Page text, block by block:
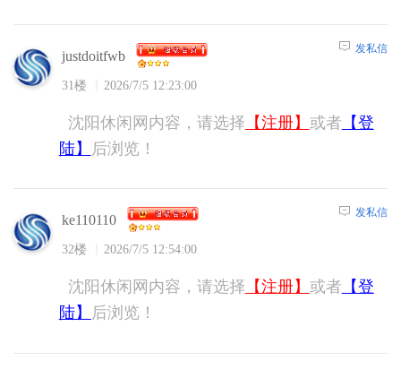
justdoitfwb
31楼 2026/7/5 12:23:00
发私信
沈阳休闲网内容，请选择 【注册】 或者 【登
陆】
后浏览！
ke110110
32楼 2026/7/5 12:54:00
发私信
沈阳休闲网内容，请选择 【注册】 或者 【登
陆】
后浏览！